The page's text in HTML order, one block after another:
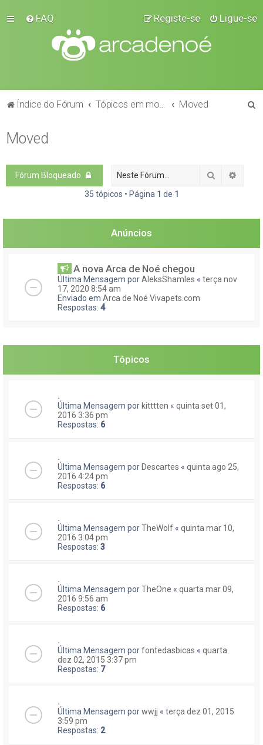
FAQ Ligue-se
Registe-se
Índice do Fórum Moved
a
Moved
Fórum Bloqueado Pesquisar
35 tópicos • Página 1 de 1
Anúncios
A nova Arca de Noé chegou
Última Mensagem porAleksShamles « terça nov
17, 2020 8:54 am
Enviado em Arca de Noé Vivapets.com
Respostas: 4
Tópicos
.
Última Mensagem por kitttten « quinta set 01,
2016 3:36 pm
Respostas: 6
.
Última Mensagem por Descartes « quinta ago 25,
2016 4:24 pm
Respostas: 6
.
Última Mensagem porTheWolf « quinta mar 10,
2016 3:04 pm
Respostas: 3
.
Última Mensagem porTheOne « quarta mar 09,
2016 9:56 am
Respostas: 6
.
Última Mensagem porfontedasbicas « quarta
dez 02, 2015 3:37 pm
Respostas: 7
.
Última Mensagem porwwjj « terça dez 01, 2015
3:59 pm
Respostas: 2